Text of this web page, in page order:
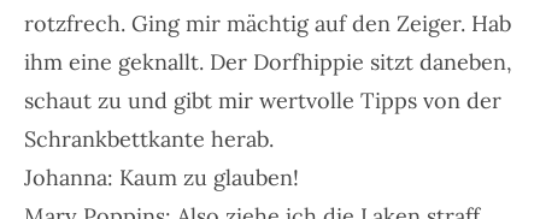
rotzfrech. Ging mir mächtig auf den Zeiger. Hab
ihm eine geknallt. Der Dorfhippie sitzt daneben,
schaut zu und gibt mir wertvolle Tipps von der
Schrankbettkante herab.
Johanna: Kaum zu glauben!